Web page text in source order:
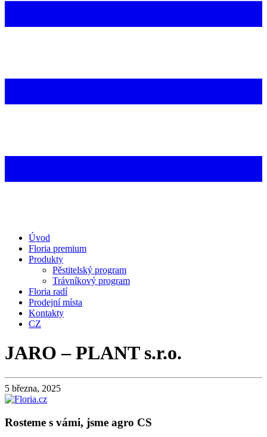
Úvod
Floria premium
Produkty
Pěstitelský program
Trávníkový program
Floria radí
Prodejní místa
Kontakty
CZ
JARO – PLANT s.r.o.
5 března, 2025
Rosteme s vámi, jsme agro CS